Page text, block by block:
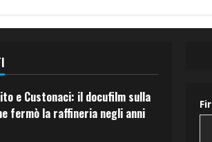
e Custonaci: il docufilm sulla
fermò la raffineria negli anni